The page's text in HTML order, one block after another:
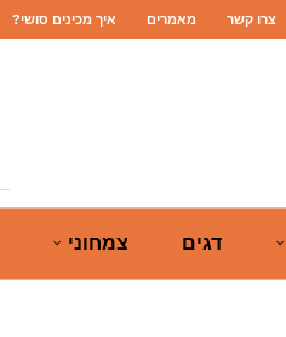
צרו קשר מאמרים איך מכינים סושי?
דגים צמחוני